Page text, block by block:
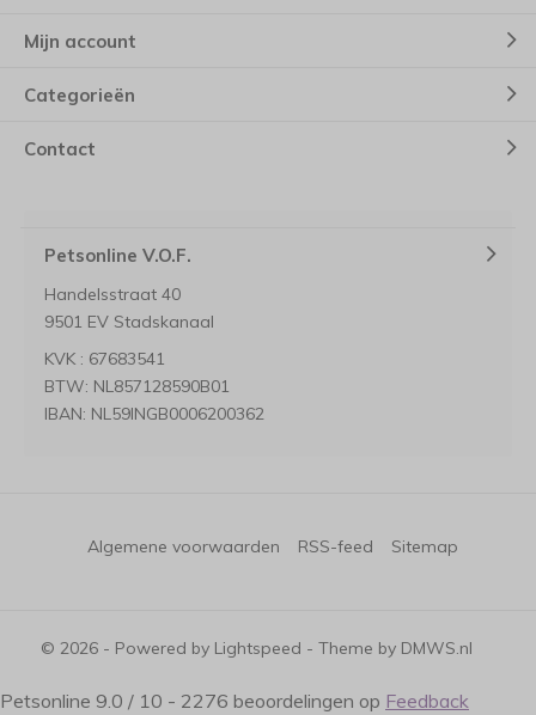
Mijn account
Categorieën
Contact
Petsonline V.O.F.
Handelsstraat 40
9501 EV Stadskanaal
KVK : 67683541
BTW: NL857128590B01
IBAN: NL59INGB0006200362
© 2026 - Powered by Lightspeed - Theme by DMWS.nl
Algemene voorwaarden RSS-feed Sitemap
Petsonline 9.0 / 10 - 2276 beoordelingen op Feedback